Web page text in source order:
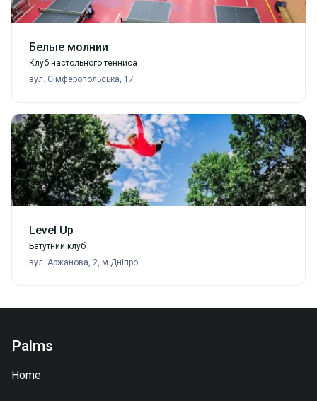
Белые молнии
Клуб настольного тенниса
вул. Сімферопольська, 17
Level Up
Батутний клуб
вул. Аржанова, 2, м.Дніпро
Palms
Home